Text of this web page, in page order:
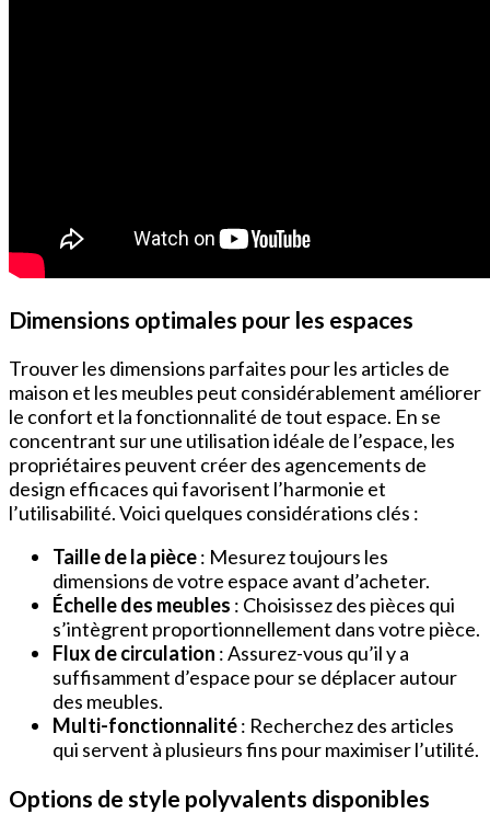
Dimensions optimales pour les espaces
Trouver les dimensions parfaites pour les articles de
maison et les meubles peut considérablement améliorer
le confort et la fonctionnalité de tout espace. En se
concentrant sur une utilisation idéale de l’espace, les
propriétaires peuvent créer des agencements de
design efficaces qui favorisent l’harmonie et
l’utilisabilité. Voici quelques considérations clés :
Taille de la pièce: Mesurez toujours les
dimensions de votre espace avant d’acheter.
Échelle des meubles : Choisissez des pièces qui
s’intègrent proportionnellement dans votre pièce.
Flux de circulation : Assurez-vous qu’il y a
suffisamment d’espace pour se déplacer autour
des meubles.
Multi-fonctionnalité: Recherchez des articles
qui servent à plusieurs fins pour maximiser l’utilité.
Options de style polyvalents disponibles